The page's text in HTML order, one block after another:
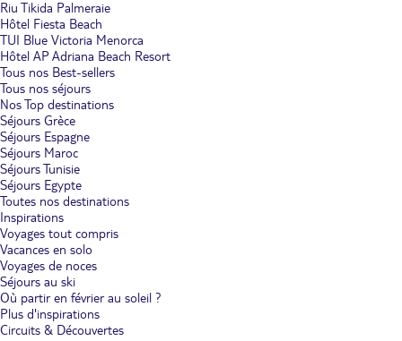
Riu Tikida Palmeraie
Hôtel Fiesta Beach
TUI Blue Victoria Menorca
Hôtel AP Adriana Beach Resort
Tous nos Best-sellers
Tous nos séjours
Nos Top destinations
Séjours Grèce
Séjours Espagne
Séjours Maroc
Séjours Tunisie
Séjours Egypte
Toutes nos destinations
Inspirations
Voyages tout compris
Vacances en solo
Voyages de noces
Séjours au ski
Où partir en février au soleil ?
Plus d'inspirations
Circuits & Découvertes